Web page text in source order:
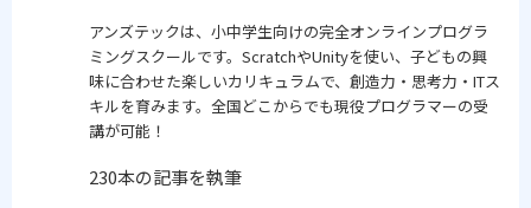
アンズテックは、小中学生向けの完全オンラインプログラ
ミングスクールです。ScratchやUnityを使い、子どもの興
味に合わせた楽しいカリキュラムで、創造力・思考力・ITス
キルを育みます。全国どこからでも現役プログラマーの受
講が可能！
230本の記事を執筆